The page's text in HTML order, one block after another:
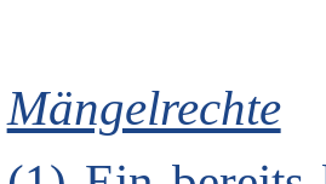
Mängelrechte